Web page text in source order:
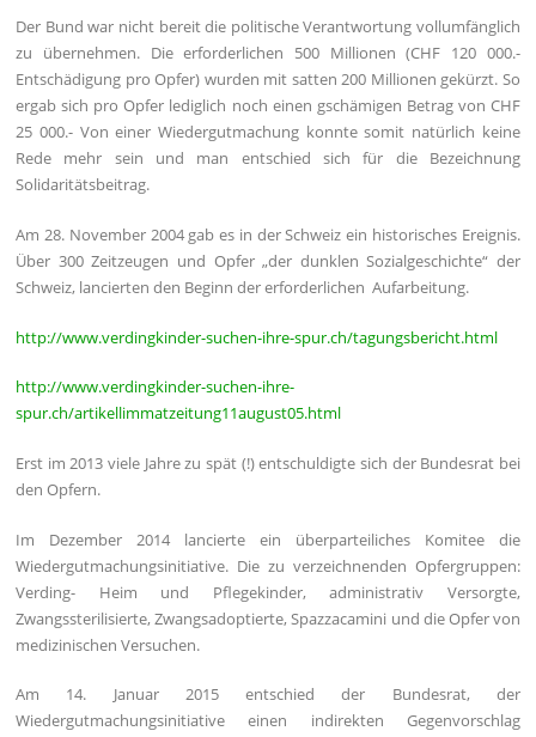
Der Bund war nicht bereit die politische Verantwortung vollumfänglich
zu übernehmen. Die erforderlichen 500 Millionen (CHF 120 000.-
Entschädigung pro Opfer) wurden mit satten 200 Millionen gekürzt. So
ergab sich pro Opfer lediglich noch einen gschämigen Betrag von CHF
25 000.- Von einer Wiedergutmachung konnte somit natürlich keine
Rede mehr sein und man entschied sich für die Bezeichnung
Solidaritätsbeitrag.
Am 28. November 2004 gab es in der Schweiz ein historisches Ereignis.
Über 300 Zeitzeugen und Opfer „der dunklen Sozialgeschichte“ der
Schweiz, lancierten den Beginn der erforderlichen Aufarbeitung.
http://www.verdingkinder-suchen-ihre-spur.ch/tagungsbericht.html
http://www.verdingkinder-suchen-ihre-
spur.ch/artikellimmatzeitung11august05.html
Erst im 2013 viele Jahre zu spät (!) entschuldigte sich der Bundesrat bei
den Opfern.
Im Dezember 2014 lancierte ein überparteiliches Komitee die
Wiedergutmachungsinitiative. Die zu verzeichnenden Opfergruppen:
Verding- Heim und Pflegekinder, administrativ Versorgte,
Zwangssterilisierte, Zwangsadoptierte, Spazzacamini und die Opfer von
medizinischen Versuchen.
Am 14. Januar 2015 entschied der Bundesrat, der
Wiedergutmachungsinitiative einen indirekten Gegenvorschlag